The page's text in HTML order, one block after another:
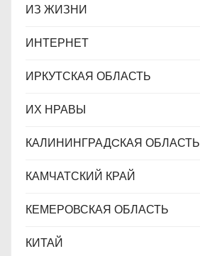
ИЗ ЖИЗНИ
ИНТЕРНЕТ
ИРКУТСКАЯ ОБЛАСТЬ
ИХ НРАВЫ
КАЛИНИНГРАДCКАЯ ОБЛАСТЬ
КАМЧАТСКИЙ КРАЙ
КЕМЕРОВСКАЯ ОБЛАСТЬ
КИТАЙ